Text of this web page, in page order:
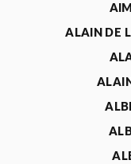
ALAIN DE